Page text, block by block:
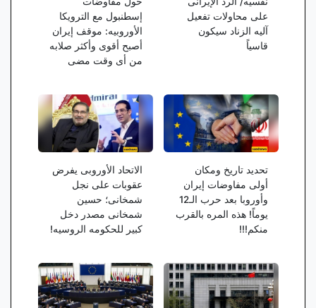
على محاولات تفعیل
آلیه الزناد سیکون
قاسیاً
إسطنبول مع الترویکا
الأوروبیه: موقف إیران
أصبح أقوى وأکثر صلابه
من أی وقت مضى
تحدید تاریخ ومکان
أولى مفاوضات إیران
وأوروبا بعد حرب الـ12
یوماً! هذه المره بالقرب
منکم!!!
الاتحاد الأوروبی یفرض
عقوبات على نجل
شمخانی؛ حسین
شمخانی مصدر دخل
کبیر للحکومه الروسیه!